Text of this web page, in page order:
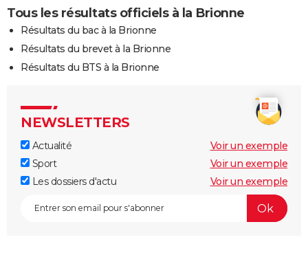
Tous les résultats officiels à la Brionne
Résultats du bac à la Brionne
Résultats du brevet à la Brionne
Résultats du BTS à la Brionne
NEWSLETTERS
Actualité
Voir un exemple
Sport
Voir un exemple
Les dossiers d'actu
Voir un exemple